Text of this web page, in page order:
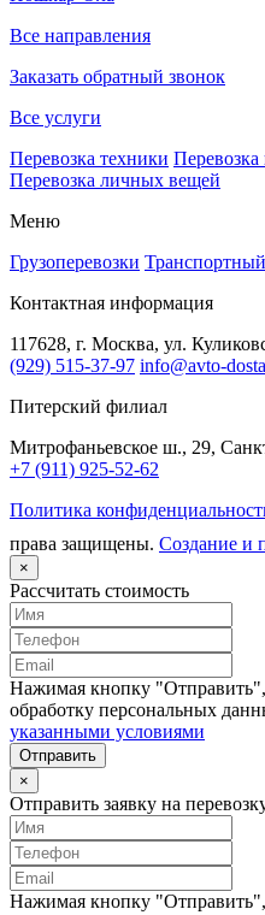
Все направления
Заказать обратный звонок
Все услуги
Перевозка техники Перевозка
Перевозка личных вещей
Меню
Грузоперевозки
Контактная информация
117628, г. Москва, ул.
(929) 515-37-97 info@avto-
Питерский филиал
Митрофаньевское ш., 29,
+7 (911) 925-52-62
Политика
права защищены. Создание и
×
Рассчитать стоимость
Нажимая кнопку "Отправить",
обработку персональных
указанными условиями
Отправить
×
Отправить заявку на
Нажимая кнопку "Отправить",